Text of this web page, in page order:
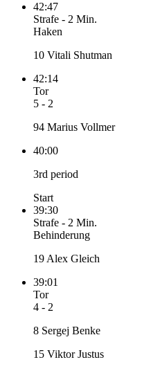
42:47
Strafe - 2 Min.
Haken
10 Vitali Shutman
42:14
Tor
5 - 2
94 Marius Vollmer
40:00
3rd period
Start
39:30
Strafe - 2 Min.
Behinderung
19 Alex Gleich
39:01
Tor
4 - 2
8 Sergej Benke
15 Viktor Justus